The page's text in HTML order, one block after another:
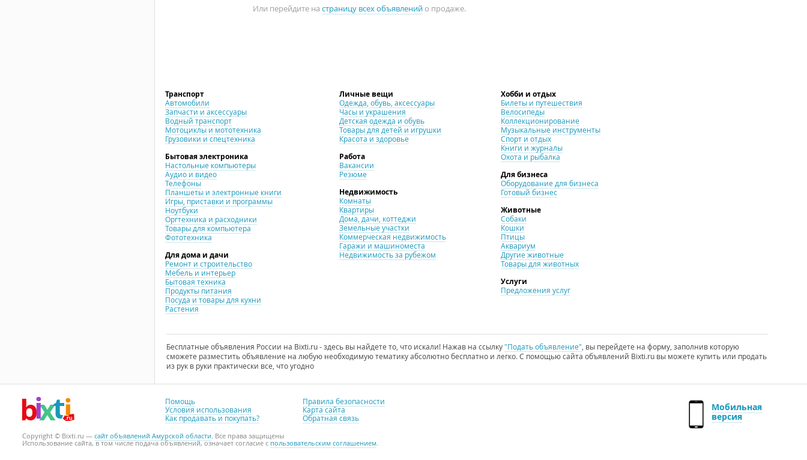
Или перейдите на страницу всех объявленийо продаже.
Транспорт
Автомобили
Запчасти и аксессуары
Водный транспорт
Мотоциклы и мототехника
Грузовики и спецтехника
Бытовая электроника
Настольные компьютеры
Аудио и видео
Телефоны
Планшеты и электронные книги
Игры, приставки и программы
Ноутбуки
Оргтехника и расходники
Товары для компьютера
Фототехника
Для дома и дачи
Ремонт и строительство
Мебель и интерьер
Бытовая техника
Продукты питания
Посуда и товары для кухни
Растения
Личные вещи
Одежда, обувь, аксессуары
Часы и украшения
Детская одежда и обувь
Товары для детей и игрушки
Красота и здоровье
Работа
Вакансии
Резюме
Недвижимость
Комнаты
Квартиры
Дома, дачи, коттеджи
Земельные участки
Коммерческая недвижимость
Гаражи и машиноместа
Недвижимость за рубежом
Хобби и отдых
Билеты и путешествия
Велосипеды
Коллекционирование
Музыкальные инструменты
Спорт и отдых
Книги и журналы
Охота и рыбалка
Для бизнеса
Оборудование для бизнеса
Готовый бизнес
Животные
Собаки
Кошки
Птицы
Аквариум
Другие животные
Товары для животных
Услуги
Предложения услуг
Бесплатные объявления России на Bixti.ru - здесь вы найдете то, что искали! Нажав на ссылку"Подать объявление", вы перейдете на форму, заполнив которую
сможете разместить объявление на любую необходимую тематику абсолютно бесплатно и легко. С помощью сайта объявлений Bixti.ru вы можете купить или продать
из рук в руки практически все, что угодно
Помощь
Условия использования
Как продавать и покупать?
Правила безопасности
Карта сайта
Обратная связь
Мобильная
версия
Copyright © Bixti.ru — сайт объявлений Амурской области. Все права защищены
Использование сайта, в том числе подача объявлений, означает согласие с пользовательским соглашением.